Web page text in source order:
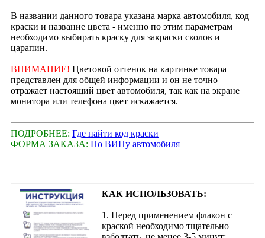
В названии данного товара указана марка автомобиля, код
краски и название цвета - именно по этим параметрам
необходимо выбирать краску для закраски сколов и
царапин.
ВНИМАНИЕ! Цветовой оттенок на картинке товара
представлен для общей информации и он не точно
отражает настоящий цвет автомобиля, так как на экране
монитора или телефона цвет искажается.
ПОДРОБНЕЕ: Где найти код краски
ФОРМА ЗАКАЗА: По ВИНу автомобиля
КАК ИСПОЛЬЗОВАТЬ:
1. Перед применением флакон с
краской необходимо тщательно